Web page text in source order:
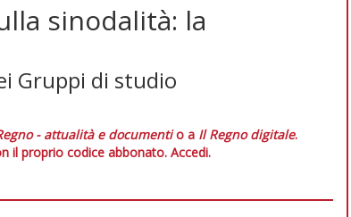
sinodalità: la
Gruppi di studio
- attualità e documentio a Il Regno digitale.
il proprio codice abbonato. Accedi.